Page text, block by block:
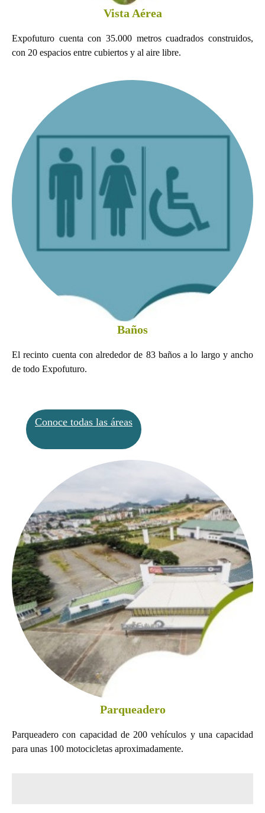
Vista Aérea
Expofuturo cuenta con 35.000 metros cuadrados construidos,
con 20 espacios entre cubiertos y al aire libre.
Baños
El recinto cuenta con alrededor de 83 baños a lo largo y ancho
de todo Expofuturo.
Conoce todas las áreas
Parqueadero
Parqueadero con capacidad de 200 vehículos y una capacidad
para unas 100 motocicletas aproximadamente.